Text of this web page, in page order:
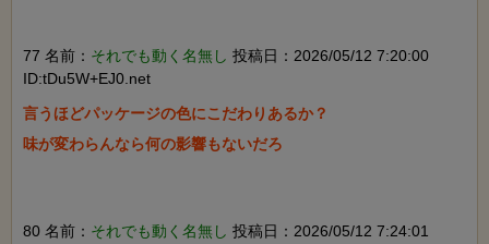
77 名前： それでも動く名無し 投稿日：2026/05/12 7:20:00
ID:tDu5W+EJ0.net
言うほどパッケージの色にこだわりあるか？
味が変わらんなら何の影響もないだろ
80 名前： それでも動く名無し 投稿日：2026/05/12 7:24:01